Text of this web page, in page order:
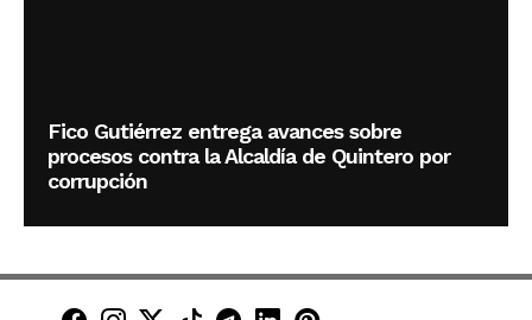
Fico Gutiérrez entrega avances sobre
procesos contra la Alcaldía de Quintero por
corrupción